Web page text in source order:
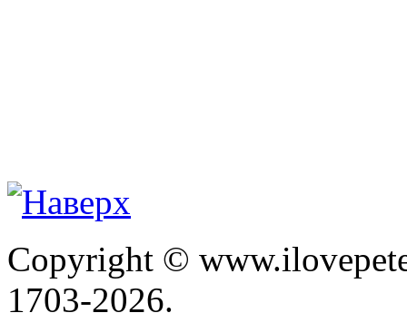
Copyright ©
1703-2026.